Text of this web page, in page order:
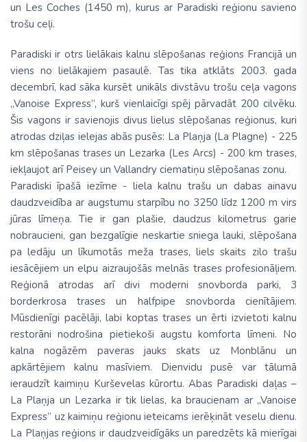
un Les Coches (1450 m), kurus ar Paradiski reģionu savieno
trošu ceļi.
Paradiski ir otrs lielākais kalnu slēpošanas reģions Francijā un
viens no lielākajiem pasaulē. Tas tika atklāts 2003. gada
decembrī, kad sāka kursēt unikāls divstāvu trošu ceļa vagons
„Vanoise Express”, kurš vienlaicīgi spēj pārvadāt 200 cilvēku.
Šis vagons ir savienojis divus lielus slēpošanas reģionus, kuri
atrodas dziļas ielejas abās pusēs: La Plaņja (La Plagne) - 225
km slēpošanas trases un Lezarka (Les Arcs) - 200 km trases,
iekļaujot arī Peisey un Vallandry ciematiņu slēpošanas zonu.
Paradiski īpašā iezīme - liela kalnu trašu un dabas ainavu
daudzveidība ar augstumu starpību no 3250 līdz 1200 m virs
jūras līmeņa. Tie ir gan plašie, daudzus kilometrus garie
nobraucieni, gan bezgalīgie neskartie sniega lauki, slēpošana
pa ledāju un līkumotās meža trases, liels skaits zilo trašu
iesācējiem un elpu aizraujošās melnās trases profesionāļiem.
Reģionā atrodas arī divi moderni snovborda parki, 3
borderkrosa trases un halfpipe snovborda cienītājiem.
Mūsdienīgi pacēlāji, labi koptas trases un ērti izvietoti kalnu
restorāni nodrošina pietiekoši augstu komforta līmeni. No
kalna nogāzēm paveras jauks skats uz Monblānu un
apkārtējiem kalnu masīviem. Dienvidu pusē var tālumā
ieraudzīt kaimiņu Kurševelas kūrortu. Abas Paradiski daļas –
La Plaņja un Lezarka ir tik lielas, ka braucienam ar „Vanoise
Express” uz kaimiņu reģionu ieteicams ierēķināt veselu dienu.
La Plaņjas reģions ir daudzveidīgāks un paredzēts kā mierīgai